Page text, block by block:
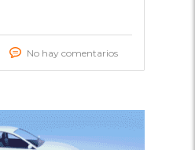
No hay comentarios